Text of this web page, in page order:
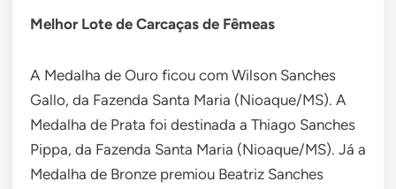
Melhor Lote de Carcaças de Fêmeas
A Medalha de Ouro ficou com Wilson Sanches
Gallo, da Fazenda Santa Maria (Nioaque/MS). A
Medalha de Prata foi destinada a Thiago Sanches
Pippa, da Fazenda Santa Maria (Nioaque/MS). Já a
Medalha de Bronze premiou Beatriz Sanches